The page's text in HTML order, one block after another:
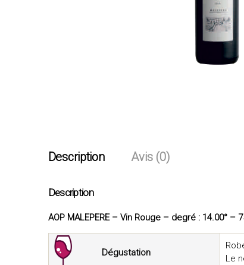
Description Avis (0)
Description
AOP MALEPERE – Vin Rouge – degré : 14.00° –
Dégustation
Le